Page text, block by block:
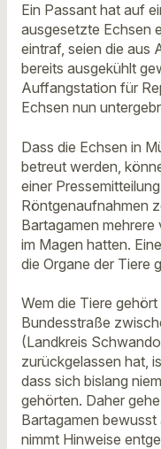
Ein Passant hat auf
ausgesetzte Echsen
eintraf, seien die aus
bereits ausgekühlt
Auffangstation für
Echsen nun
Dass die Echsen in
betreut werden,
einer
Röntgenaufnahmen
Bartagamen
im Magen hatten.
die Organe der Tiere
Wem die Tiere
Bundesstraße
(Landkreis
zurückgelassen hat,
dass sich bislang
gehörten. Daher
Bartagamen
nimmt Hinweise